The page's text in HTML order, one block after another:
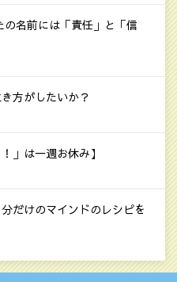
名前には「責任」と「信
方がしたいか？
」は一週お休み】
だけのマインドのレシピを